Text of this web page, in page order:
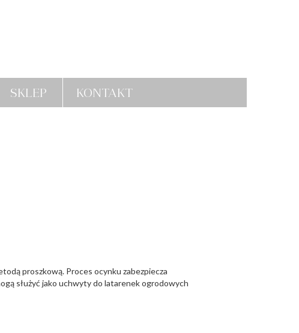
SKLEP KONTAKT
proszkową. Proces ocynku zabezpiecza
służyć jako uchwyty do latarenek ogrodowych